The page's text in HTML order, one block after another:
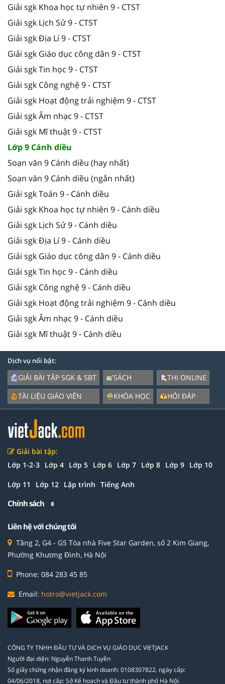
Giải sgk Khoa học tự nhiên 9 - CTST
Giải sgk Lịch Sử 9 - CTST
Giải sgk Địa Lí 9 - CTST
Giải sgk Giáo dục công dân 9 - CTST
Giải sgk Tin học 9 - CTST
Giải sgk Công nghệ 9 - CTST
Giải sgk Hoạt động trải nghiệm 9 - CTST
Giải sgk Âm nhạc 9 - CTST
Giải sgk Mĩ thuật 9 - CTST
Lớp 9 Cánh diều
Soạn văn 9 Cánh diều (hay nhất)
Soạn văn 9 Cánh diều (ngắn nhất)
Giải sgk Toán 9 - Cánh diều
Giải sgk Khoa học tự nhiên 9 - Cánh diều
Giải sgk Lịch Sử 9 - Cánh diều
Giải sgk Địa Lí 9 - Cánh diều
Giải sgk Giáo dục công dân 9 - Cánh diều
Giải sgk Tin học 9 - Cánh diều
Giải sgk Công nghệ 9 - Cánh diều
Giải sgk Hoạt động trải nghiệm 9 - Cánh diều
Giải sgk Âm nhạc 9 - Cánh diều
Giải sgk Mĩ thuật 9 - Cánh diều
Dịch vụ nổi bật:
GIẢI BÀI TẬP SGK & SBT
TÀI LIỆU GIÁO VIÊN
SÁCH
KHÓA HỌC
THI ONLINE
HỎI ĐÁP
Giải bài tập:
Lớp 1-2-3 Lớp 4 Lớp 5 Lớp 6 Lớp 7 Lớp 8 Lớp 9 Lớp 10
Lớp 11 Lớp 12 Lập trình Tiếng Anh
Chính sách
Liên hệ với chúng tôi
Tầng 2, G4 - G5 Tòa nhà Five Star Garden, số 2 Kim Giang,
Phường Khương Đình, Hà Nội
Phone: 084 283 45 85
Email: hotro@vietjack.com
CÔNG TY TNHH ĐẦU TƯ VÀ DỊCH VỤ GIÁO DỤC VIETJACK
Người đại diện: Nguyễn Thanh Tuyền
Số giấy chứng nhận đăng ký kinh doanh: 0108307822, ngày cấp:
04/06/2018, nơi cấp: Sở Kế hoạch và Đầu tư thành phố Hà Nội.